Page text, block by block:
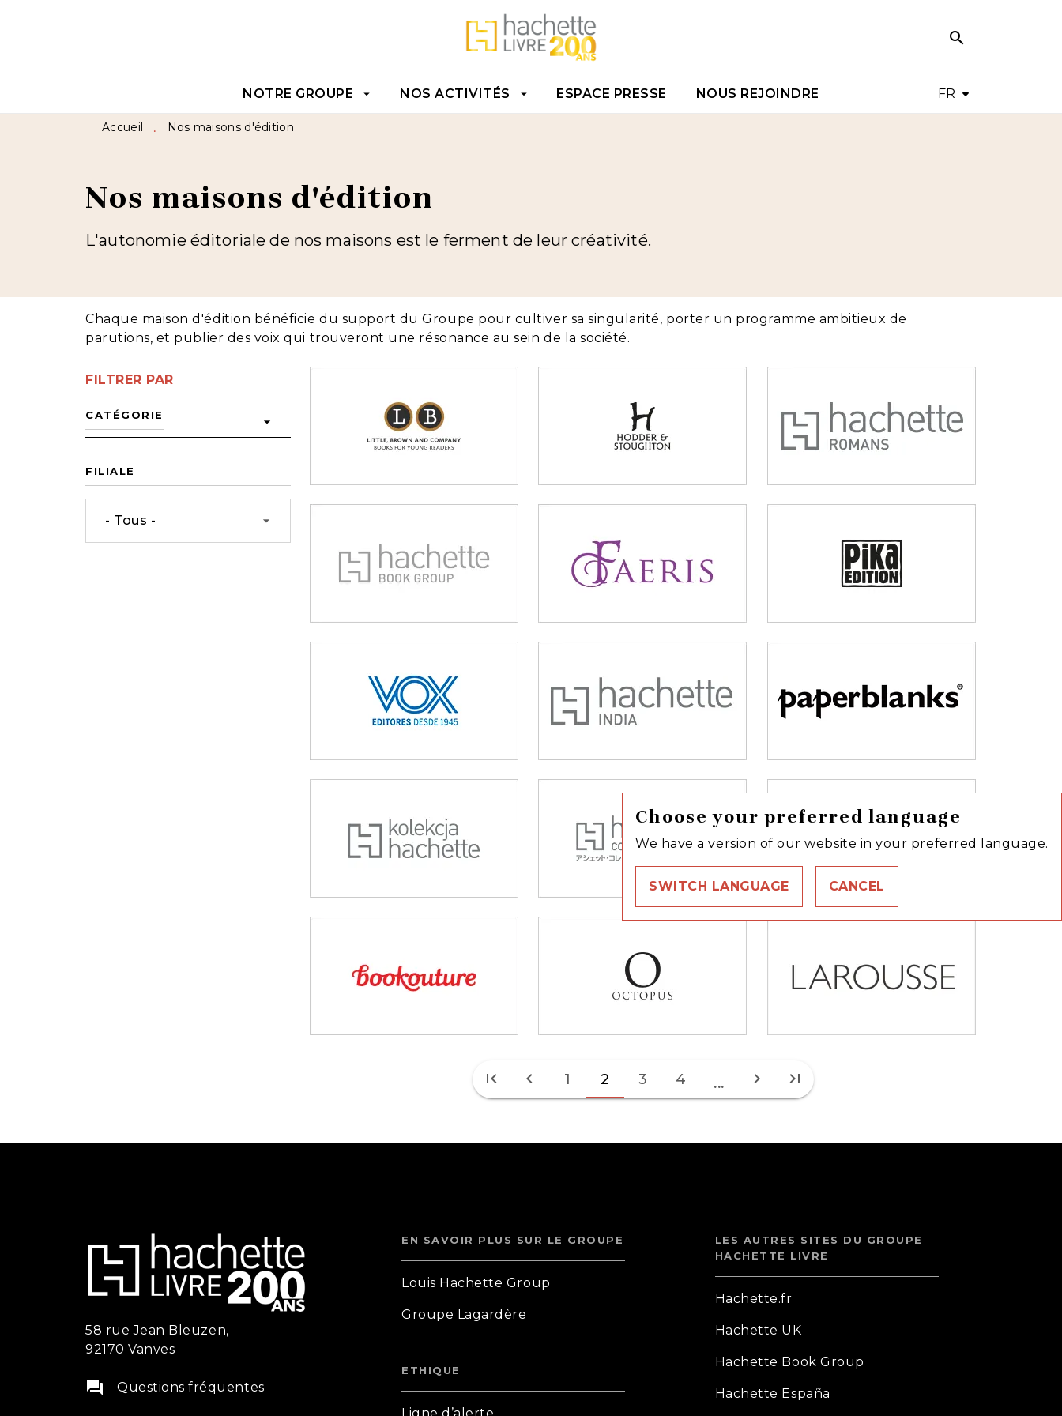
PIED DE PAGE
Choose your preferred language
We have a version of our website in your preferred language.
SWITCH LANGUAGE CANCEL
FR
search
NOTRE GROUPE arrow_drop_down NOS ACTIVITÉS arrow_drop_down ESPACE PRESSE NOUS REJOINDRE
Accueil • Nos maisons d'édition
Nos maisons d'édition
L'autonomie éditoriale de nos maisons est le ferment de leur créativité.
Chaque maison d'édition bénéficie du support du Groupe pour cultiver sa singularité, porter un programme ambitieux de
parutions, et publier des voix qui trouveront une résonance au sein de la société.
FILTRER PAR
CATÉGORIE arrow_drop_down
FILIALE
- Tous - arrow_drop_down
first_page chevron_left 1 2 3 4 ... chevron_right last_page
58 rue Jean Bleuzen,
92170 Vanves
question_answer Questions fréquentes
EN SAVOIR PLUS SUR LE GROUPE
Louis Hachette Group
Groupe Lagardère
ETHIQUE
LES AUTRES SITES DU GROUPE
HACHETTE LIVRE
Hachette.fr
Hachette UK
Hachette Book Group
Hachette España